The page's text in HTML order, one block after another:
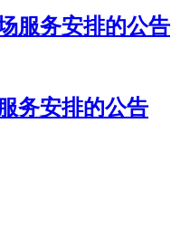
服务安排的公告
务安排的公告